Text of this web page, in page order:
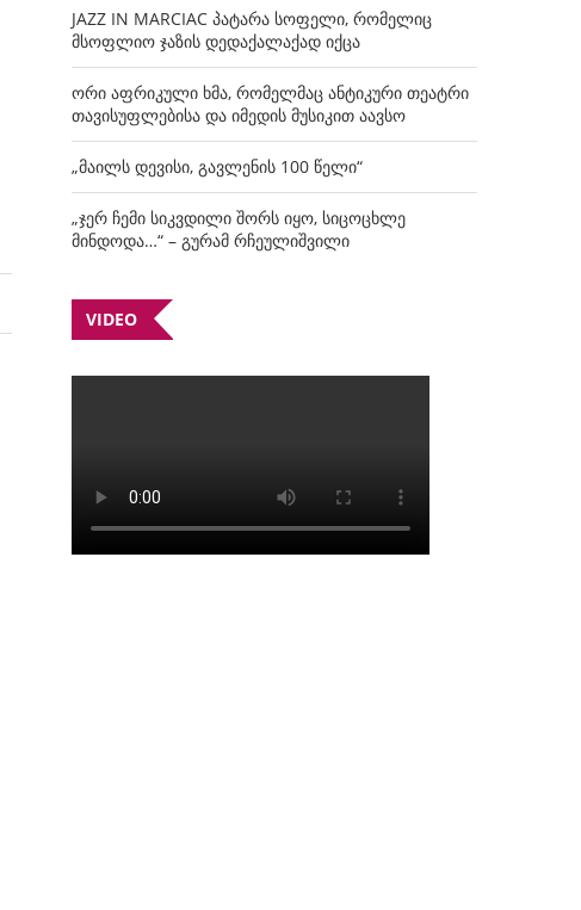
JAZZ IN MARCIAC პატარა სოფელი, რომელიც
მსოფლიო ჯაზის დედაქალაქად იქცა
ორი აფრიკული ხმა, რომელმაც ანტიკური თეატრი
თავისუფლებისა და იმედის მუსიკით აავსო
„მაილს დევისი, გავლენის 100 წელი“
„ჯერ ჩემი სიკვდილი შორს იყო, სიცოცხლე
მინდოდა…“ – გურამ რჩეულიშვილი
VIDEO